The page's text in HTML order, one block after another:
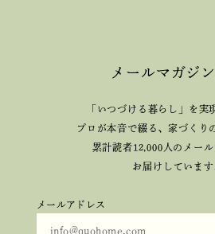
メールマガジ
「いつづける暮らし」を実
プロが本音で綴る、家づくり
累計読者12,000人のメー
お届けしています
メールアドレス